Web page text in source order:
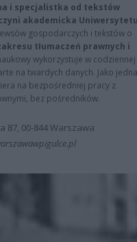
i specjalistka od tekstów
akademicka
gospodarczych i tekstów o
tłumaczeń prawnych i
wykorzystuje w codziennej
na twardych danych. Jako
na bezpośredniej pracy z
bez pośredników.
87, 00-844 Warszawa